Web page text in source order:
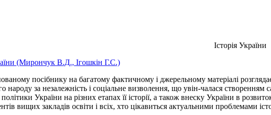
Історія України
(Мирончук В.Д., Ігошкін Г.С.)
посібнику на багатому фактичному і джерельному матеріалі
народу за незалежність і соціальне визволення, що увін-чалася створенням
України на різних етапах її історії, а також внеску України в розвиток
вищих закладів освіти і всіх, хто цікавиться актуальними проблемами